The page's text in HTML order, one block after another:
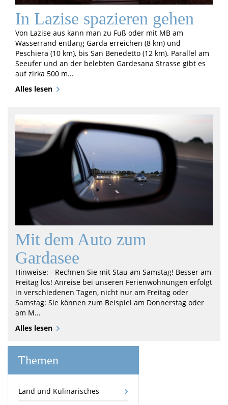
In Lazise spazieren gehen
Von Lazise aus kann man zu Fuß oder mit MB am
Wasserrand entlang Garda erreichen (8 km) und
Peschiera (10 km), bis San Benedetto (12 km). Parallel am
Seeufer und an der belebten Gardesana Strasse gibt es
auf zirka 500 m...
Alles lesen
Mit dem Auto zum
Gardasee
Hinweise: - Rechnen Sie mit Stau am Samstag! Besser am
Freitag los! Anreise bei unseren Ferienwohnungen erfolgt
in verschiedenen Tagen, nicht nur am Freitag oder
Samstag: Sie können zum Beispiel am Donnerstag oder
am M...
Alles lesen
Themen
Land und Kulinarisches